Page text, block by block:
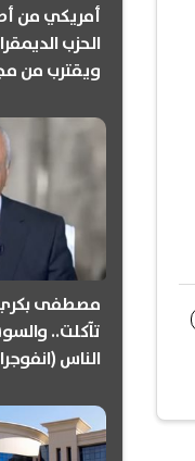
أمريكي من
الحزب
ويقترب من
مصطفى
تآكلت..
الناس